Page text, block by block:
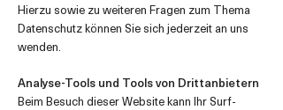
Hierzu sowie zu weiteren Fragen zum Thema
Datenschutz können Sie sich jederzeit an uns
wenden.
Analyse-Tools und Tools von Drittanbietern
Beim Besuch dieser Website kann Ihr Surf-